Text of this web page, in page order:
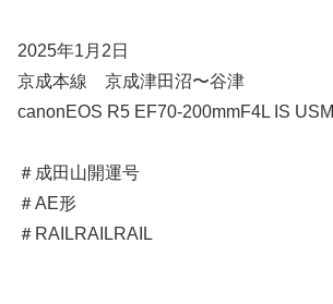
2025年1月2日
京成本線 京成津田沼〜谷津
canonEOS R5 EF70-200mmF4L IS USM
＃成田山開運号
＃AE形
＃RAILRAILRAIL